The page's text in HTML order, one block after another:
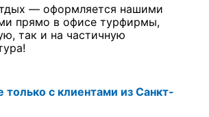
— оформляется нашими
прямо в офисе турфирмы,
так и на частичную
с клиентами из Санкт-